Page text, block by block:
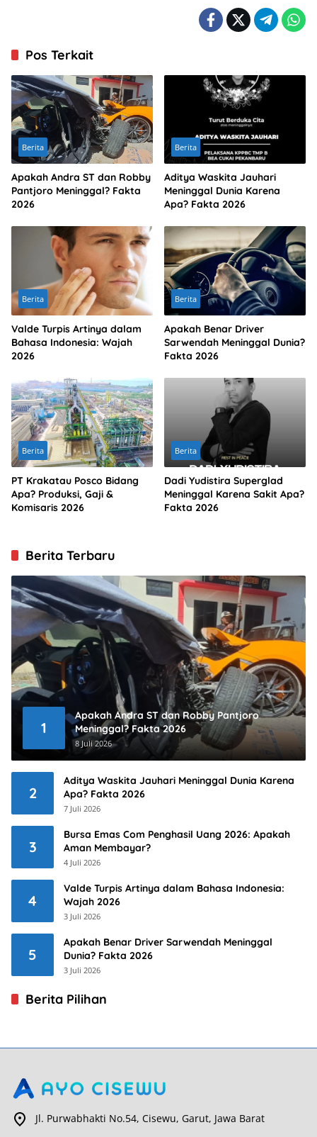
Pos Terkait
Berita
Apakah Andra ST dan Robby
Pantjoro Meninggal? Fakta
2026
Berita
Aditya Waskita Jauhari
Meninggal Dunia Karena
Apa? Fakta 2026
Berita
Valde Turpis Artinya dalam
Bahasa Indonesia: Wajah
2026
Berita
Apakah Benar Driver
Sarwendah Meninggal Dunia?
Fakta 2026
Berita
PT Krakatau Posco Bidang
Apa? Produksi, Gaji &
Komisaris 2026
Berita
Dadi Yudistira Superglad
Meninggal Karena Sakit Apa?
Fakta 2026
Berita Terbaru
1
Apakah Andra ST dan Robby Pantjoro
Meninggal? Fakta 2026
8 Juli 2026
2
Aditya Waskita Jauhari Meninggal Dunia Karena
Apa? Fakta 2026
7 Juli 2026
3
Bursa Emas Com Penghasil Uang 2026: Apakah
Aman Membayar?
4 Juli 2026
4
Valde Turpis Artinya dalam Bahasa Indonesia:
Wajah 2026
3 Juli 2026
5
Apakah Benar Driver Sarwendah Meninggal
Dunia? Fakta 2026
3 Juli 2026
Berita Pilihan
Jl. Purwabhakti No.54, Cisewu, Garut, Jawa Barat